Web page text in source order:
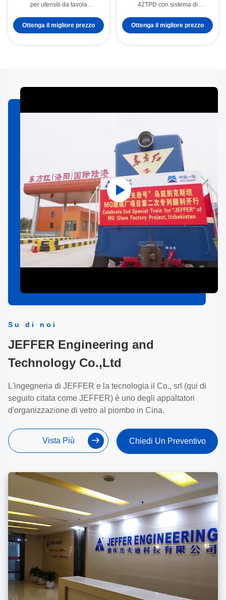
per utensili da tavola
personalizzate
Ottenga il migliore prezzo
42TPD con sistema di
produzione di vetro per
Ottenga il migliore prezzo
Su di noi
JEFFER Engineering and
Technology Co.,Ltd
L'ingegneria di JEFFER e la tecnologia il Co., srl (qui di
seguito citata come JEFFER) è uno degli appaltatori
d'organizzazione di vetro al piombo in Cina.
Vista Più Chiedi Un Preventivo